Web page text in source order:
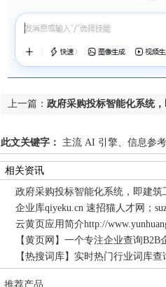
上一篇： 政府采购投标智能化系统
此文关键字： 主流 AI 引擎、信息参
相关资讯
政府采购投标智能化系统，即建筑
云黄页应用简介http://
【热搜词库】实时热门行业词库查
推荐产品